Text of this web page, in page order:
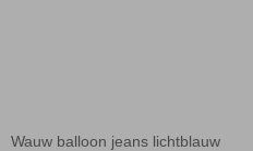
Wauw balloon jeans lichtblauw